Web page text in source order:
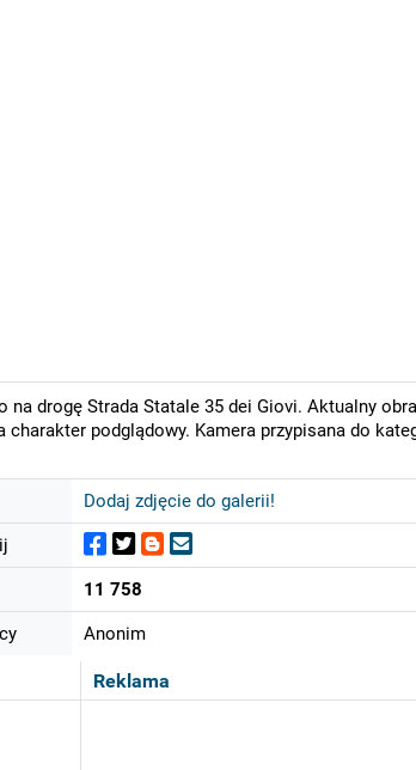
drogę Strada Statale 35 dei Giovi. Aktualny
podglądowy. Kamera przypisana do
Dodaj zdjęcie do galerii!
11 758
Anonim
Reklama